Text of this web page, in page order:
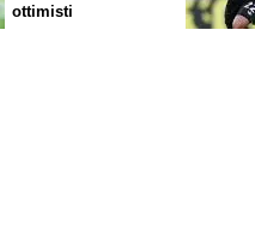
ottimisti